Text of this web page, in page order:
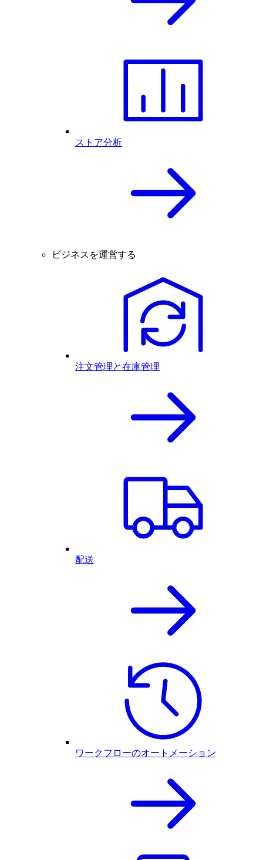
ストア分析
ビジネスを運営する
注文管理と在庫管理
配送
ワークフローのオートメーション